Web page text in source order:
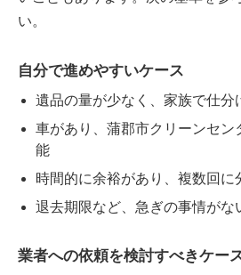
い。
自分で進めやすいケース
遺品の量が少なく、家族で仕分
車があり、蒲郡市クリーンセン
能
時間的に余裕があり、複数回に
退去期限など、急ぎの事情がな
業者への依頼を検討すべきケー